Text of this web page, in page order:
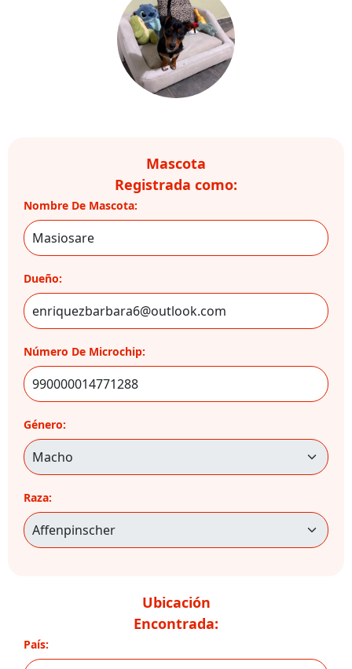
Mascota
Registrada como:
Nombre De Mascota:
Dueño:
Número De Microchip:
Género:
Raza:
Ubicación
Encontrada:
País: